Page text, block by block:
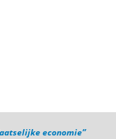
economie”